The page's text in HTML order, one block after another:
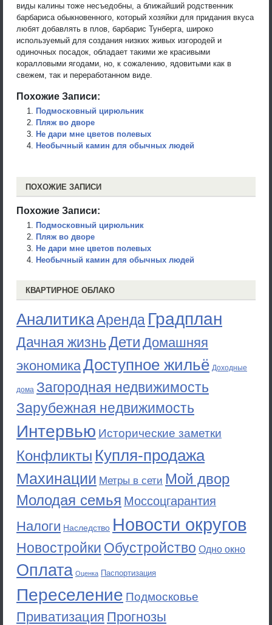
виды калины тоже несъедобны, а ближайший родственник
барбариса обыкновенного, который хозяйки для придания вкуса
любят добавлять в плов, барбарис Тунберга, широко
используемый для создания низких живых изгородей и
одиночных посадок, обладает такими же красивыми
коралловыми ягодами, но, к сожалению, ядовитыми как в
свежем, так и переработанном виде.
Похожие Записи:
Подмосковный цирюльник
Пляж во дворе
Не дари мне цветов полевых
Необычный камин для обычных людей
ПОХОЖИЕ ЗАПИСИ
Похожие Записи:
Подмосковный цирюльник
Пляж во дворе
Не дари мне цветов полевых
Необычный камин для обычных людей
КВАРТИРНОЕ ОБЛАКО
АналитикаАренда Градплан
Дачная жизньДети Домашняя
экономикаДоступное жильё Доходные
дома Загородная недвижимость
Зарубежная недвижимость
Интервью Исторические заметки
Конфликты Купля-продажа
Махинации Метры в сети Мой двор
Молодая семья Моссоцгарантия
Налоги Наследство Новости округов
Новостройки Обустройство Одно окно
Оплата Оценка Паспортизация
Переселение Подмосковье
Приватизация Прогнозы